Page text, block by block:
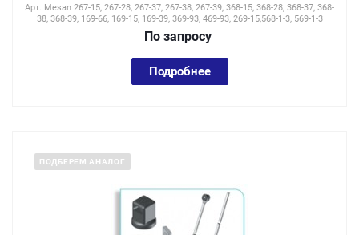
Арт. Mesan 267-15, 267-28, 267-37, 267-38, 267-39, 368-15, 368-28, 368-37, 368-
38, 368-39, 169-66, 169-15, 169-39, 369-93, 469-93, 269-15,568-1-3, 569-1-3
По запросу
Подробнее
ПОДБЕРЕМ АНАЛОГ